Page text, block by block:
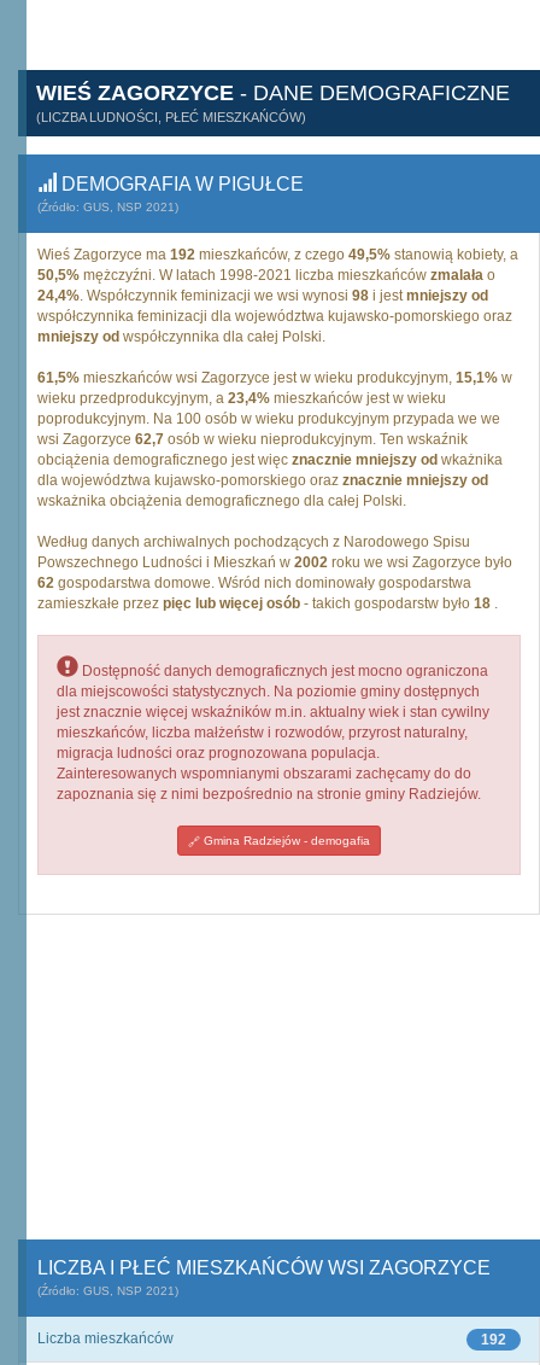
WIEŚ ZAGORZYCE - DANE DEMOGRAFICZNE
(LICZBA LUDNOŚCI, PŁEĆ MIESZKAŃCÓW)
DEMOGRAFIA W PIGUŁCE
(Źródło: GUS, NSP 2021)
Wieś Zagorzyce ma 192 mieszkańców, z czego 49,5% stanowią kobiety, a
50,5% mężczyźni. W latach 1998-2021 liczba mieszkańców zmalała o
24,4%. Współczynnik feminizacji we wsi wynosi 98 i jestmniejszy od
współczynnika feminizacji dla województwa kujawsko-pomorskiego oraz
mniejszy od współczynnika dla całej Polski.
61,5% mieszkańców wsi Zagorzyce jest w wieku produkcyjnym, 15,1% w
wieku przedprodukcyjnym, a 23,4% mieszkańców jest w wieku
poprodukcyjnym. Na 100 osób w wieku produkcyjnym przypada we we
wsi Zagorzyce 62,7 osób w wieku nieprodukcyjnym. Ten wskaźnik
obciążenia demograficznego jest więc znacznie mniejszy od wkażnika
dla województwa kujawsko-pomorskiego oraz znacznie mniejszy od
wskażnika obciążenia demograficznego dla całej Polski.
Według danych archiwalnych pochodzących z Narodowego Spisu
Powszechnego Ludności i Mieszkań w 2002 roku we wsi Zagorzyce było
62 gospodarstwa domowe. Wśród nich dominowały gospodarstwa
zamieszkałe przez pięc lub więcej osób - takich gospodarstw było 18 .
Dostępność danych demograficznych jest mocno ograniczona
dla miejscowości statystycznych. Na poziomie gminy dostępnych
jest znacznie więcej wskaźników m.in. aktualny wiek i stan cywilny
mieszkańców, liczba małżeństw i rozwodów, przyrost naturalny,
migracja ludności oraz prognozowana populacja.
Zainteresowanych wspomnianymi obszarami zachęcamy do do
zapoznania się z nimi bezpośrednio na stronie gminy Radziejów.
Gmina Radziejów - demogafia
LICZBA I PŁEĆ MIESZKAŃCÓW WSI ZAGORZYCE
(Źródło: GUS, NSP 2021)
192
Liczba mieszkańców